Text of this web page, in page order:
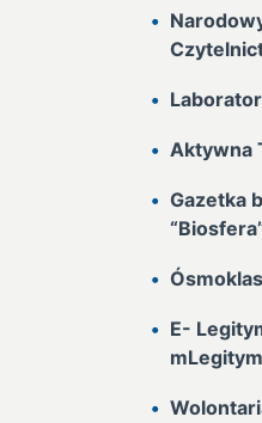
Aktywna
Gazetka
E-